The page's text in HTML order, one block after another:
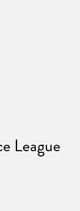
League